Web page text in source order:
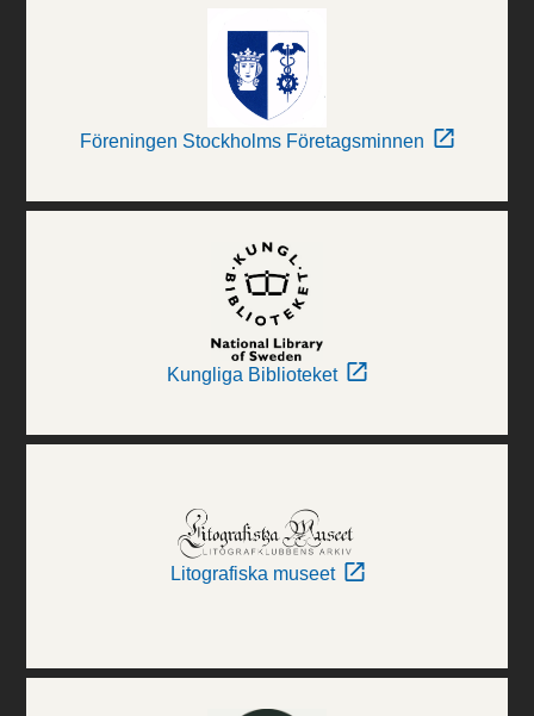
Föreningen Stockholms Företagsminnen
Kungliga Biblioteket
Litografiska museet